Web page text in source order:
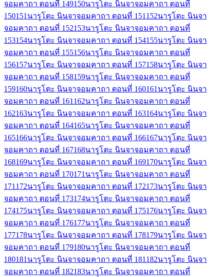
จอมคาถา ตอนที่ 149150นารูโตะ นินจาจอมคาถา ตอนที่
150151 นารูโตะ นินจาจอมคาถา ตอนที่ 151 152นารูโตะ นินจา
จอมคาถา ตอนที่ 152153นารูโตะ นินจาจอมคาถา ตอนที่
153154นารูโตะ นินจาจอมคาถา ตอนที่ 154155นารูโตะ นินจา
จอมคาถา ตอนที่ 155156นารูโตะ นินจาจอมคาถา ตอนที่
156157นารูโตะ นินจาจอมคาถา ตอนที่ 157158นารูโตะ นินจา
จอมคาถา ตอนที่ 158159นารูโตะ นินจาจอมคาถา ตอนที่
159160นารูโตะ นินจาจอมคาถา ตอนที่ 160161 นารูโตะ นินจา
จอมคาถา ตอนที่ 161 162นารูโตะ นินจาจอมคาถา ตอนที่
162163นารูโตะ นินจาจอมคาถา ตอนที่ 163164นารูโตะ นินจา
จอมคาถา ตอนที่ 164165นารูโตะ นินจาจอมคาถา ตอนที่
165166นารูโตะ นินจาจอมคาถา ตอนที่ 166167นารูโตะ นินจา
จอมคาถา ตอนที่ 167168นารูโตะ นินจาจอมคาถา ตอนที่
168169นารูโตะ นินจาจอมคาถา ตอนที่ 169170นารูโตะ นินจา
จอมคาถา ตอนที่ 170171 นารูโตะ นินจาจอมคาถา ตอนที่
171 172นารูโตะ นินจาจอมคาถา ตอนที่ 172173นารูโตะ นินจา
จอมคาถา ตอนที่ 173174นารูโตะ นินจาจอมคาถา ตอนที่
174175นารูโตะ นินจาจอมคาถา ตอนที่ 175176นารูโตะ นินจา
จอมคาถา ตอนที่ 176177นารูโตะ นินจาจอมคาถา ตอนที่
177178นารูโตะ นินจาจอมคาถา ตอนที่ 178179นารูโตะ นินจา
จอมคาถา ตอนที่ 179180นารูโตะ นินจาจอมคาถา ตอนที่
180181 นารูโตะ นินจาจอมคาถา ตอนที่ 181 182นารูโตะ นินจา
จอมคาถา ตอนที่ 182183นารูโตะ นินจาจอมคาถา ตอนที่